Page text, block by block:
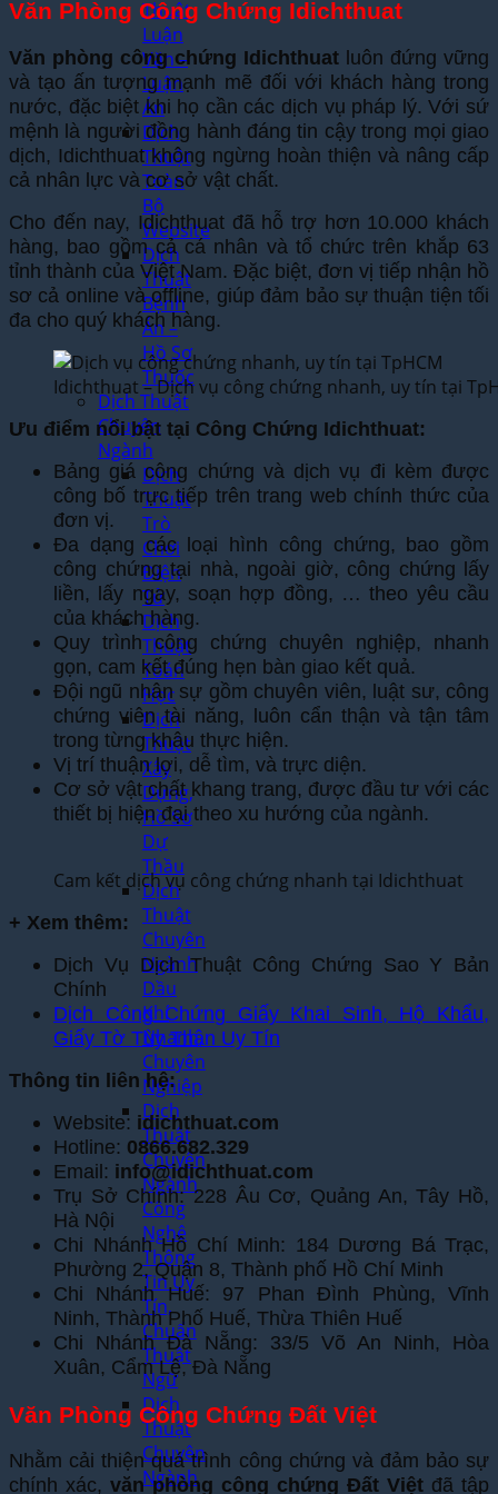
Thuật
Luận
Văn –
Luận
Án
Dịch
Thuật
Toàn
Bộ
Website
Dịch
Thuật
Bệnh
Án –
Hồ Sơ
Thuốc
Dịch Thuật
Chuyên
Ngành
Dịch
Thuật
Trò
Chơi
Điện
Tử
Dịch
Thuật
Toán
Học
Dịch
Thuật
Xây
Dựng,
Hồ Sơ
Dự
Thầu
Dịch
Thuật
Chuyên
Ngành
Dầu
Khí
Nhanh,
Chuyên
Nghiệp
Dịch
Thuật
Chuyên
Ngành
Công
Nghệ
Thông
Tin Uy
Tín,
Chuẩn
Thuật
Ngữ
Dịch
Thuật
Chuyên
Ngành
Văn Phòng Công Chứng Idichthuat
Văn phòng công chứng Idichthuat luôn đứng vững
và tạo ấn tượng mạnh mẽ đối với khách hàng trong
nước, đặc biệt khi họ cần các dịch vụ pháp lý. Với sứ
mệnh là người đồng hành đáng tin cậy trong mọi giao
dịch, Idichthuat không ngừng hoàn thiện và nâng cấp
cả nhân lực và cơ sở vật chất.
Cho đến nay, Idichthuat đã hỗ trợ hơn 10.000 khách
hàng, bao gồm cả cá nhân và tổ chức trên khắp 63
tỉnh thành của Việt Nam. Đặc biệt, đơn vị tiếp nhận hồ
sơ cả online và offline, giúp đảm bảo sự thuận tiện tối
đa cho quý khách hàng.
Idichthuat – Dịch vụ công chứng nhanh, uy tín tại
Ưu điểm nổi bật tại Công Chứng Idichthuat:
Bảng giá công chứng và dịch vụ đi kèm được
công bố trực tiếp trên trang web chính thức của
đơn vị.
Đa dạng các loại hình công chứng, bao gồm
công chứng tại nhà, ngoài giờ, công chứng lấy
liền, lấy ngay, soạn hợp đồng, … theo yêu cầu
của khách hàng.
Quy trình công chứng chuyên nghiệp, nhanh
gọn, cam kết đúng hẹn bàn giao kết quả.
Đội ngũ nhân sự gồm chuyên viên, luật sư, công
chứng viên tài năng, luôn cẩn thận và tận tâm
trong từng khâu thực hiện.
Vị trí thuận lợi, dễ tìm, và trực diện.
Cơ sở vật chất khang trang, được đầu tư với các
thiết bị hiện đại theo xu hướng của ngành.
Cam kết dịch vụ công chứng nhanh tại Idichthuat
+ Xem thêm:
Dịch Vụ Dịch Thuật Công Chứng Sao Y Bản
Chính
Dịch Công Chứng Giấy Khai Sinh, Hộ Khẩu,
Giấy Tờ Tùy Thân Uy Tín
Thông tin liên hệ:
Website: idichthuat.com
Hotline: 0866.682.329
Email: info@idichthuat.com
Trụ Sở Chính: 228 Âu Cơ, Quảng An, Tây Hồ,
Hà Nội
Chi Nhánh Hồ Chí Minh: 184 Dương Bá Trạc,
Phường 2, Quận 8, Thành phố Hồ Chí Minh
Chi Nhánh Huế: 97 Phan Đình Phùng, Vĩnh
Ninh, Thành Phố Huế, Thừa Thiên Huế
Chi Nhánh Đà Nẵng: 33/5 Võ An Ninh, Hòa
Xuân, Cẩm Lệ, Đà Nẵng
Văn Phòng Công Chứng Đất Việt
Nhằm cải thiện quá trình công chứng và đảm bảo sự
chính xác, văn phòng công chứng Đất Việt đã tập